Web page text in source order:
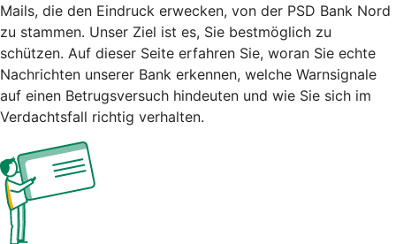
Mails, die den Eindruck erwecken, von der PSD Bank Nord
zu stammen. Unser Ziel ist es, Sie bestmöglich zu
schützen. Auf dieser Seite erfahren Sie, woran Sie echte
Nachrichten unserer Bank erkennen, welche Warnsignale
auf einen Betrugsversuch hindeuten und wie Sie sich im
Verdachtsfall richtig verhalten.